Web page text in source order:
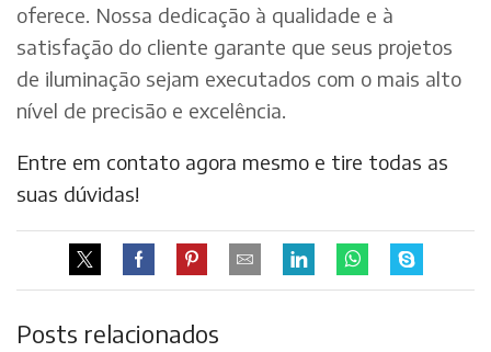
oferece. Nossa dedicação à qualidade e à
satisfação do cliente garante que seus projetos
de iluminação sejam executados com o mais alto
nível de precisão e excelência.
Entre em contato agora mesmo e tire todas as
suas dúvidas!
Posts relacionados